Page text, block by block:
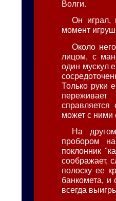
Волги.
Он играл,
момент
Около
лицом, с
один мускул
Только руки
может с ними
На
пробором
поклонник
соображает,
полоску ее
банкомета, и
всегда